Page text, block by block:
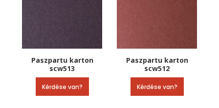
Paszpartu karton
scw513
Kérdése van?
Paszpartu karton
scw512
Kérdése van?